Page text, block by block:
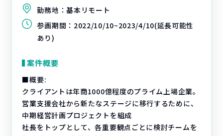
勤務地：基本リモート
参画期間： 2022/10/10~2023/4/10(延長可能性
あり)
案件概要
■概要:
クライアントは年商1000億程度のプライム上場企業。
営業支援会社から新たなステージに移行するために、
中期経営計画プロジェクトを組成
社長をトップとして、各重要観点ごとに検討チームを